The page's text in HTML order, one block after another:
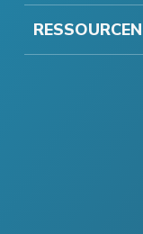
RESSOURCEN